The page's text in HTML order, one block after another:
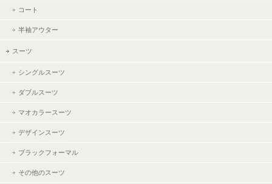
コート
半袖アウター
スーツ
シングルスーツ
ダブルスーツ
マオカラースーツ
デザインスーツ
ブラックフォーマル
その他のスーツ